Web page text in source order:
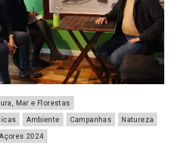
Mar e Florestas
Ambiente Campanhas
Natureza
2024